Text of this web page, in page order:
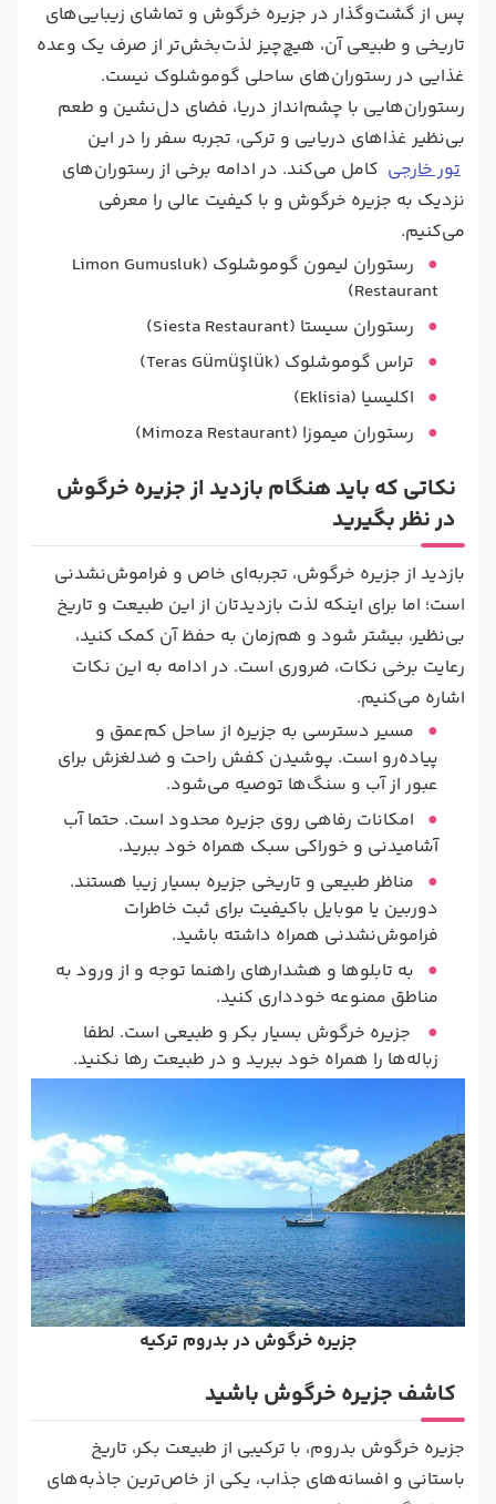
پس از گشت‌و‌گذار در جزیره خرگوش و تماشای زیبایی‌های
تاریخی و طبیعی آن، هیچ‌چیز لذت‌بخش‌تر از صرف یک وعده
غذایی در رستوران‌های ساحلی گوموشلوک نیست.
رستوران‌هایی با چشم‌انداز دریا، فضای دل‌نشین و طعم
بی‌نظیر غذاهای دریایی و ترکی، تجربه‌ سفر را در این
تور خارجی کامل می‌کند. در ادامه برخی از رستوران‌های
نزدیک به جزیره خرگوش و با کیفیت عالی را معرفی
می‌کنیم.
رستوران لیمون گوموشلوک (Limon Gumusluk
Restaurant)
رستوران سیستا (Siesta Restaurant)
تراس گوموشلوک (Teras Gümüşlük)
اکلیسیا (Eklisia)
رستوران میموزا (Mimoza Restaurant)
نکاتی که باید هنگام بازدید از جزیره خرگوش
در نظر بگیرید
بازدید از جزیره خرگوش، تجربه‌ای خاص و فراموش‌نشدنی
است؛ اما برای اینکه لذت بازدیدتان از این طبیعت و تاریخ
بی‌نظیر، بیشتر شود و هم‌زمان به حفظ آن کمک کنید،
رعایت برخی نکات، ضروری است. در ادامه به این نکات
اشاره می‌کنیم.
مسیر دسترسی به جزیره از ساحل کم‌عمق و
پیاده‌رو است. پوشیدن کفش راحت و ضدلغزش برای
عبور از آب و سنگ‌ها توصیه می‌شود.
امکانات رفاهی روی جزیره محدود است. حتما آب
آشامیدنی و خوراکی سبک همراه خود ببرید.
مناظر طبیعی و تاریخی جزیره بسیار زیبا هستند.
دوربین یا موبایل باکیفیت برای ثبت خاطرات
فراموش‌نشدنی همراه داشته باشید.
به تابلوها و هشدارهای راهنما توجه و از ورود به
مناطق ممنوعه خودداری کنید.
جزیره خرگوش بسیار بکر و طبیعی است. لطفا
زباله‌ها را همراه خود ببرید و در طبیعت رها نکنید.
جزیره خرگوش در بدروم ترکیه
کاشف جزیره خرگوش باشید
جزیره خرگوش بدروم، با ترکیبی از طبیعت بکر، تاریخ
باستانی و افسانه‌های جذاب، یکی از خاص‌ترین جاذبه‌های